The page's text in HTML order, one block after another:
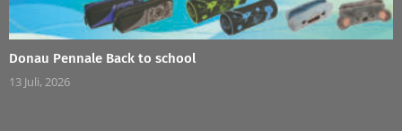
Donau Pennale Back to school
13 Juli, 2026